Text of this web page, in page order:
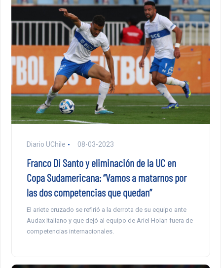
Diario UChile 08-03-2023
Franco Di Santo y eliminación de la UC en
Copa Sudamericana: “Vamos a matarnos por
las dos competencias que quedan”
El ariete cruzado se refirió a la derrota de su equipo ante
Audax Italiano y que dejó al equipo de Ariel Holan fuera de
competencias internacionales.